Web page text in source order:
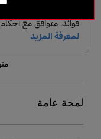
لمحة عامة